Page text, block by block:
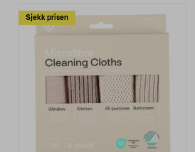
Sjekk prisen